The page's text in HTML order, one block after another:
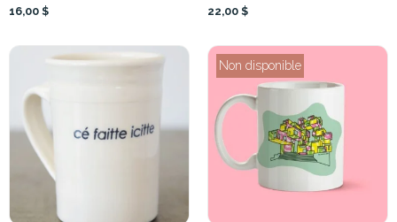
16,00 $ 22,00 $
Non disponible